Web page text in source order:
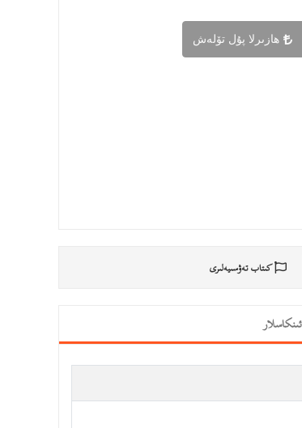
ھازىرلا پۇل تۆلەش
كىتاب تەۋسىيەلىرى
ئىنكاسلار